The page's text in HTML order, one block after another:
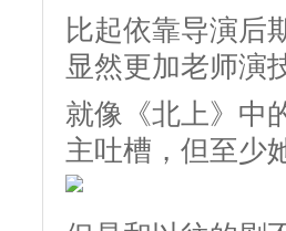
比起依靠导演后
显然更加老师演
就像《北上》中
主吐槽，但至少